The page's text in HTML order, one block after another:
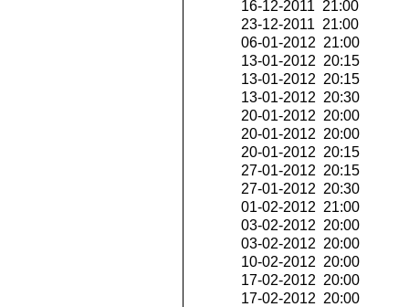
16-12-2011 21:00
23-12-2011 21:00
06-01-2012 21:00
13-01-2012 20:15
13-01-2012 20:15
13-01-2012 20:30
20-01-2012 20:00
20-01-2012 20:00
20-01-2012 20:15
27-01-2012 20:15
27-01-2012 20:30
01-02-2012 21:00
03-02-2012 20:00
03-02-2012 20:00
10-02-2012 20:00
17-02-2012 20:00
17-02-2012 20:00